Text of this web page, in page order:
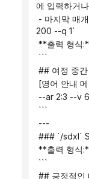
에 입력하거
200 --q 1`
**출력 형식
```
## 여정 중간
[영어 안내
--ar 2:3 --v
```
---
### `/sdxl`
**출력 형식
```
## 긍정적인